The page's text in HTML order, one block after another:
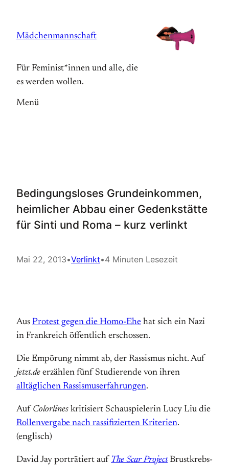
springen
Mädchenmannschaft
Für Feminist*innen und alle, die
es werden wollen.
Menü
Bedingungsloses Grundeinkommen,
heimlicher Abbau einer Gedenkstätte
für Sinti und Roma – kurz verlinkt
Mai 22, 2013•Verlinkt•4 Minuten Lesezeit
Aus Protest gegen die Homo-Ehe hat sich ein Nazi
in Frankreich öffentlich erschossen.
Die Empörung nimmt ab, der Rassismus nicht. Auf
jetzt.de erzählen fünf Studierende von ihren
alltäglichen Rassismuserfahrungen.
Auf Colorlines kritisiert Schauspielerin Lucy Liu die
Rollenvergabe nach rassifizierten Kriterien.
(englisch)
David Jay porträtiert auf The Scar ProjectBrustkrebs-